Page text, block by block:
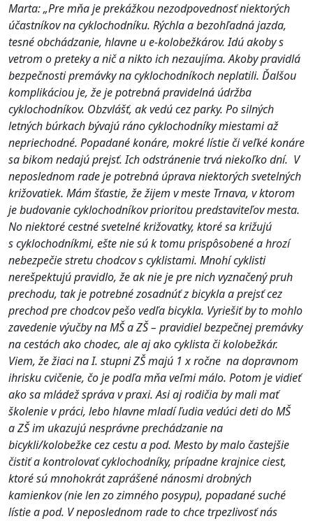
Marta: „Pre mňa je prekážkou nezodpovednosť niektorých
účastníkov na cyklochodníku. Rýchla a bezohľadná jazda,
tesné obchádzanie, hlavne u e-kolobežkárov. Idú akoby s
vetrom o preteky a nič a nikto ich nezaujíma. Akoby pravidlá
bezpečnosti premávky na cyklochodníkoch neplatili. Ďalšou
komplikáciou je, že je potrebná pravidelná údržba
cyklochodníkov. Obzvlášť, ak vedú cez parky. Po silných
letných búrkach bývajú ráno cyklochodníky miestami až
nepriechodné. Popadané konáre, mokré lístie či veľké konáre
sa bikom nedajú prejsť. Ich odstránenie trvá niekoľko dní. V
neposlednom rade je potrebná úprava niektorých svetelných
križovatiek. Mám šťastie, že žijem v meste Trnava, v ktorom
je budovanie cyklochodníkov prioritou predstaviteľov mesta.
No niektoré cestné svetelné križovatky, ktoré sa križujú
s cyklochodníkmi, ešte nie sú k tomu prispôsobené a hrozí
nebezpečie stretu chodcov s cyklistami. Mnohí cyklisti
nerešpektujú pravidlo, že ak nie je pre nich vyznačený pruh
prechodu, tak je potrebné zosadnúť z bicykla a prejsť cez
prechod pre chodcov pešo vedľa bicykla. Vyriešiť by to mohlo
zavedenie výučby na MŠ a ZŠ – pravidiel bezpečnej premávky
na cestách ako chodec, ale aj ako cyklista či kolobežkár.
Viem, že žiaci na I. stupni ZŠ majú 1 x ročne na dopravnom
ihrisku cvičenie, čo je podľa mňa veľmi málo. Potom je vidieť
ako sa mládež správa v praxi. Asi aj rodičia by mali mať
školenie v práci, lebo hlavne mladí ľudia vedúci deti do MŠ
a ZŠ im ukazujú nesprávne prechádzanie na
bicykli/kolobežke cez cestu a pod. Mesto by malo častejšie
čistiť a kontrolovať cyklochodníky, prípadne krajnice ciest,
ktoré sú mnohokrát zaprášené nánosmi drobných
kamienkov (nie len zo zimného posypu), popadané suché
lístie a pod. V neposlednom rade to chce trpezlivosť nás